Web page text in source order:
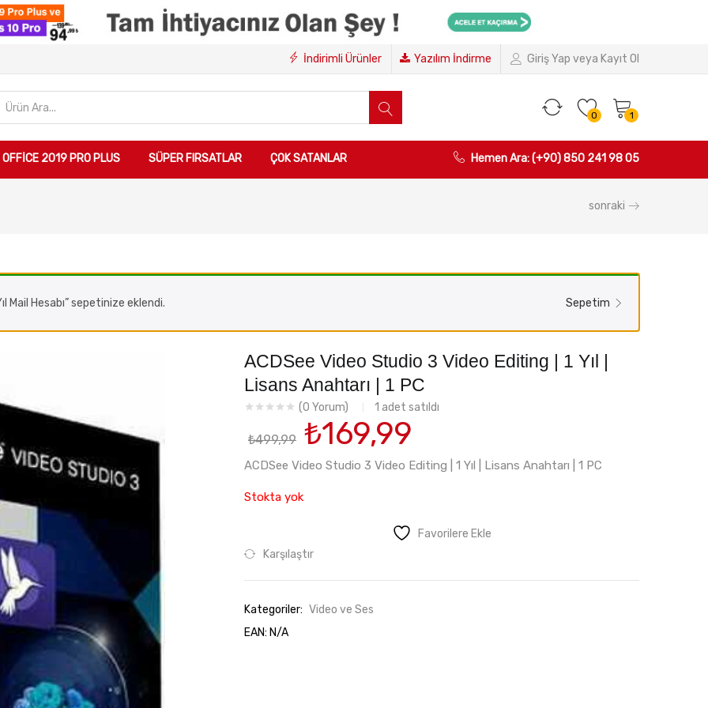
Giriş Yap veya Kayıt Ol
İndirimli Ürünler Yazılım İndirme
0 1
OFFICE 2019 PRO PLUS SÜPER FIRSATLAR ÇOK SATANLAR Hemen Ara: (+90) 850 241 98 05
sonraki
Mail Hesabı” sepetinize eklendi. Sepetim
ACDSee Video Studio 3 Video Editing | 1 Yıl |
Lisans Anahtarı | 1 PC
(0 Yorum) 1 adet satıldı
₺499,99 Orijinal
fiyat:
₺499,99.
₺169,99
andaki
fiyat:
ACDSee Video Studio 3 Video Editing | 1 Yıl | Lisans Anahtarı | 1 PC
Stokta yok
Favorilere Ekle
Karşılaştır
Kategoriler: Video ve Ses
EAN: N/A